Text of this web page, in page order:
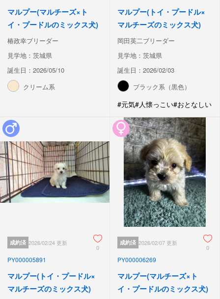
マルプー(マルチーズ×ト
イ・プードルのミックス犬)
椿政幸ブリーダー
見学地：茨城県
誕生日：2026/05/10
クリーム系
マルプー(トイ・プードル×
マルチーズのミックス犬)
岡田英二ブリーダー
見学地：茨城県
誕生日：2026/02/03
ブラック系（黒色）
#元気#人懐っこい#おとなしい
成約済 2026/02/24 更新
0
PY000005891
マルプー(トイ・プードル×
マルチーズのミックス犬)
成約済 2026/02/07 更新
0
PY000006269
マルプー(マルチーズ×ト
イ・プードルのミックス犬)